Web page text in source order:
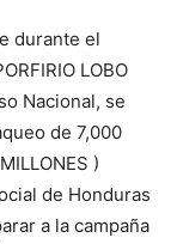
durante el
LOBO
Nacional, se
de 7,000
)
de Honduras
a la campaña